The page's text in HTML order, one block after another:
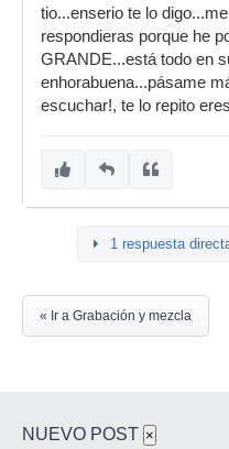
tio...enserio te lo
respondieras porque he
GRANDE...está todo en
enhorabuena...pásame
escuchar!, te lo repito
1 respuesta
« Ir a Grabación y mezcla
NUEVO POST ×